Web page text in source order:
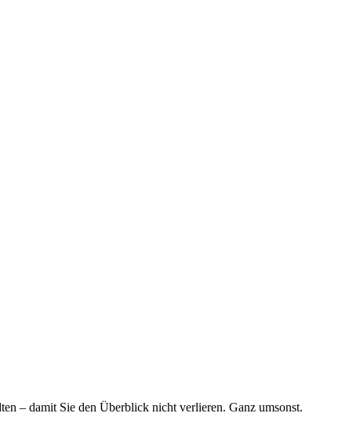
– damit Sie den Überblick nicht verlieren. Ganz umsonst.